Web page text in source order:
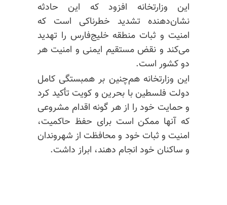
این وزارتخانه افزود که این حادثه
نشان‌دهنده تشدید خطرناکی است که
امنیت و ثبات منطقه خلیج‌فارس را تهدید
می‌کند و نقض مستقیم ایمنی و امنیت هر
دو کشور است.
این وزارتخانه هم‌چنین بر همبستگی کامل
دولت فلسطین با بحرین و کویت تأکید کرد
و حمایت خود را از هر گونه اقدام مشروعی
که آنها ممکن است برای حفظ حاکمیت،
امنیت و ثبات خود و محافظت از شهروندان
و ساکنان خود انجام دهند، ابراز داشت.